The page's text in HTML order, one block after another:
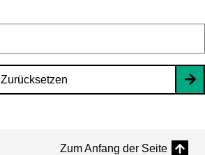
Zurücksetzen
Zum Anfang der Seite